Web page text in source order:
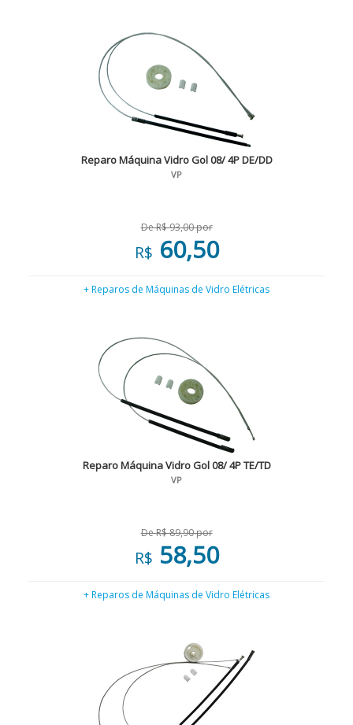
Reparo Máquina Vidro Gol 08/ 4P DE/DD
VP
De R$ 93,00 por
R$ 60,50
+ Reparos de Máquinas de Vidro Elétricas
Reparo Máquina Vidro Gol 08/ 4P TE/TD
VP
De R$ 89,90 por
R$ 58,50
+ Reparos de Máquinas de Vidro Elétricas